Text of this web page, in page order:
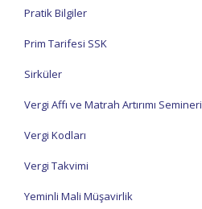
Pratik Bilgiler
Prim Tarifesi SSK
Sirküler
Vergi Affı ve Matrah Artırımı Semineri
Vergi Kodları
Vergi Takvimi
Yeminli Mali Müşavirlik